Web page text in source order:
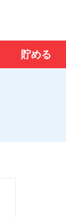
貯める